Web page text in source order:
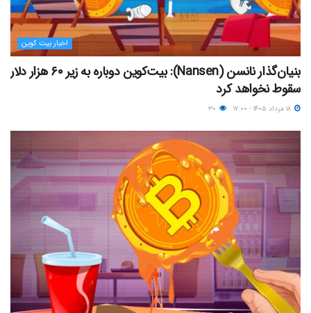
اخبار بیت کوین
بنیان‌گذار نانسن (Nansen): بیت‌کوین دوباره به زیر ۶۰ هزار دلار
سقوط نخواهد کرد